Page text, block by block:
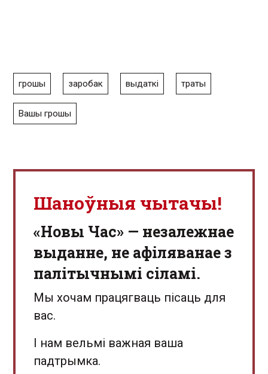
грошы заробак выдаткі траты
Вашы грошы
Шаноўныя чытачы!
«Новы Час» — незалежнае
выданне, не афіляванае з
палітычнымі сіламі.
Мы хочам працягваць пісаць для
вас.
І нам вельмі важная ваша
падтрымка.